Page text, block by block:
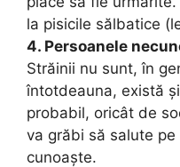
la pisicile sălbatice
4. Persoanele
Străinii nu sunt, în
întotdeauna, există
probabil, oricât de
va grăbi să salute
cunoaște.